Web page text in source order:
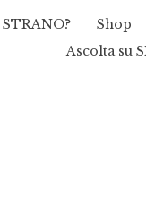
STRANO? Shop
Ascolta su